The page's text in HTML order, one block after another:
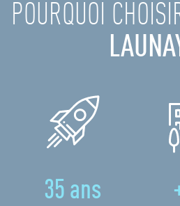
POURQUOI
35 ans